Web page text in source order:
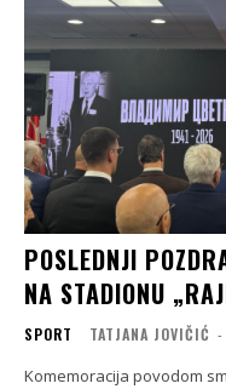
POSLEDNJI
NA STADIONU
SPORT TATJANA JOVIČIĆ -
Komemoracija povodom